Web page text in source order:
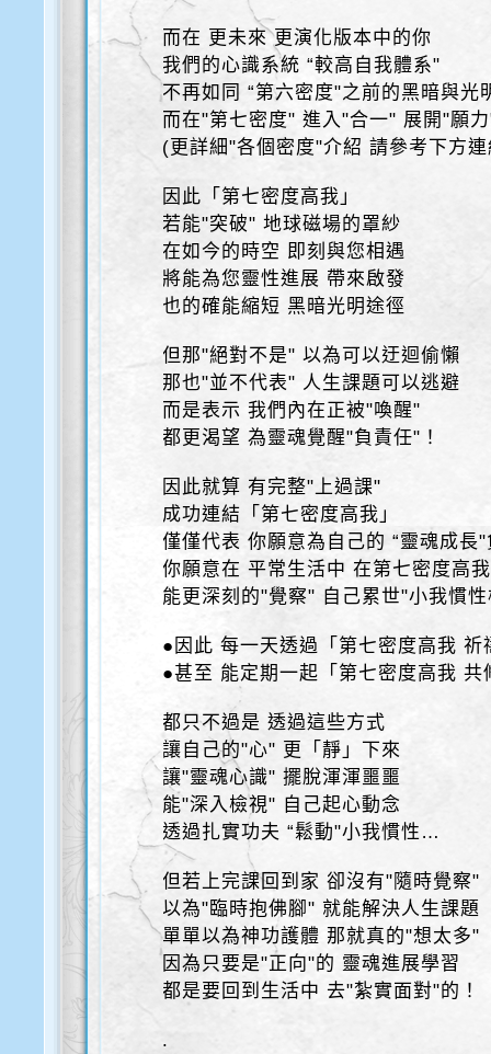
而在 更未來 更演化版本中的你
我們的心識系統 “較高自我體系"
不再如同 “第六密度"之前的黑暗與光
而在"第七密度" 進入"合一" 展開"願
(更詳細"各個密度"介紹 請參考下方
因此「第七密度高我」
若能"突破" 地球磁場的罩紗
在如今的時空 即刻與您相遇
將能為您靈性進展 帶來啟發
也的確能縮短 黑暗光明途徑
但那"絕對不是" 以為可以迂迴偷懶
那也"並不代表" 人生課題可以逃避
而是表示 我們內在正被"喚醒"
都更渴望 為靈魂覺醒"負責任"！
因此就算 有完整"上過課"
成功連結「第七密度高我」
僅僅代表 你願意為自己的 “靈魂成長
你願意在 平常生活中 在第七密度高
能更深刻的"覺察" 自己累世"小我慣
●因此 每一天透過「第七密度高我 祈
●甚至 能定期一起「第七密度高我 共
都只不過是 透過這些方式
讓自己的"心" 更「靜」下來
讓"靈魂心識" 擺脫渾渾噩噩
能"深入檢視" 自己起心動念
透過扎實功夫 “鬆動"小我慣性…
但若上完課回到家 卻沒有"隨時覺察"
以為"臨時抱佛腳" 就能解決人生課題
單單以為神功護體 那就真的"想太多"
因為只要是"正向"的 靈魂進展學習
都是要回到生活中 去"紮實面對"的！
.